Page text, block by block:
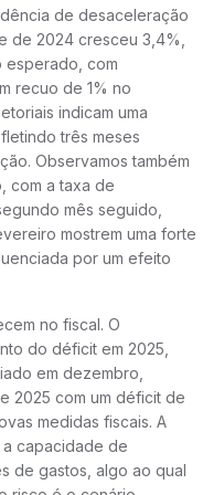
de desaceleração
de 2024 cresceu 3,4%,
esperado, com
recuo de 1% no
indicam uma
três meses
Observamos também
com a taxa de
mês seguido,
mostrem uma forte
por um efeito
no fiscal. O
do déficit em 2025,
em dezembro,
2025 com um déficit de
medidas fiscais. A
capacidade de
de gastos, algo ao qual